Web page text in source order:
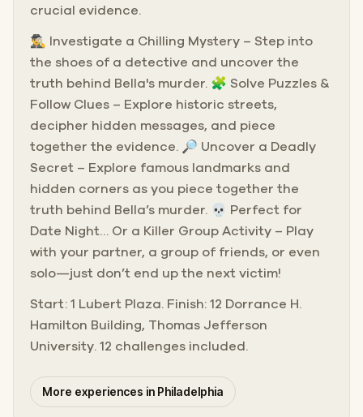
crucial evidence.
🕵️‍♂️ Investigate a Chilling Mystery – Step into
the shoes of a detective and uncover the
truth behind Bella's murder. 🧩 Solve Puzzles &
Follow Clues – Explore historic streets,
decipher hidden messages, and piece
together the evidence. 🔎 Uncover a Deadly
Secret – Explore famous landmarks and
hidden corners as you piece together the
truth behind Bella’s murder. 💀 Perfect for
Date Night… Or a Killer Group Activity – Play
with your partner, a group of friends, or even
solo—just don’t end up the next victim!
Start: 1 Lubert Plaza. Finish: 12 Dorrance H.
Hamilton Building, Thomas Jefferson
University. 12 challenges included.
More experiences in Philadelphia